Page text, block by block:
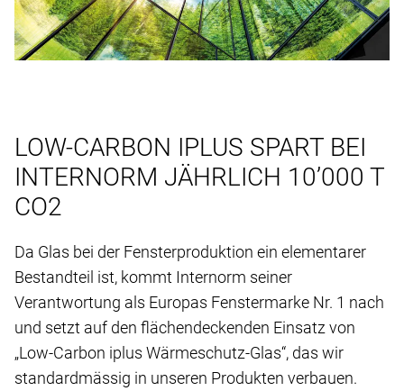
LOW-CARBON IPLUS SPART BEI
INTERNORM JÄHRLICH 10’000 T
CO2
Da Glas bei der Fensterproduktion ein elementarer
Bestandteil ist, kommt Internorm seiner
Verantwortung als Europas Fenstermarke Nr. 1 nach
und setzt auf den flächendeckenden Einsatz von
„Low-Carbon iplus Wärmeschutz-Glas“, das wir
standardmässig in unseren Produkten verbauen.